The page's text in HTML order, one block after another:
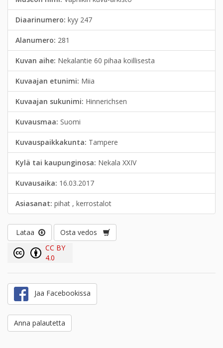
Diaarinumero: kyy 247
Alanumero: 281
Kuvan aihe: Nekalantie 60 pihaa koillisesta
Kuvaajan etunimi: Miia
Kuvaajan sukunimi: Hinnerichsen
Kuvausmaa: Suomi
Kuvauspaikkakunta: Tampere
Kylä tai kaupunginosa: Nekala XXIV
Kuvausaika: 16.03.2017
Asiasanat: pihat , kerrostalot
Lataa
Osta vedos
CC BY
4.0
Jaa Facebookissa
Anna palautetta